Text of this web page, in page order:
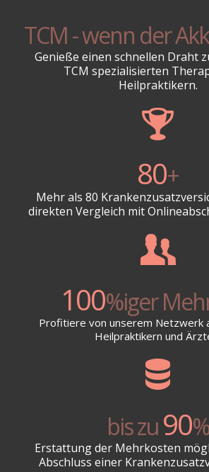
TCM - wenn der
Genieße einen schnellen Draht
TCM spezialisierten
Heilpraktikern.
80+
Mehr als 80
direkten Vergleich mit
100%iger
Profitiere von unserem Netzwerk
Heilpraktikern und
bis zu90%
Erstattung der Mehrkosten
Abschluss einer